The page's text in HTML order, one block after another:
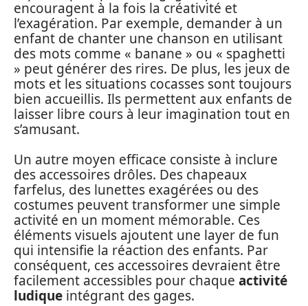
encouragent à la fois la créativité et
l’exagération. Par exemple, demander à un
enfant de chanter une chanson en utilisant
des mots comme « banane » ou « spaghetti
» peut générer des rires. De plus, les jeux de
mots et les situations cocasses sont toujours
bien accueillis. Ils permettent aux enfants de
laisser libre cours à leur imagination tout en
s’amusant.
Un autre moyen efficace consiste à inclure
des accessoires drôles. Des chapeaux
farfelus, des lunettes exagérées ou des
costumes peuvent transformer une simple
activité en un moment mémorable. Ces
éléments visuels ajoutent une layer de fun
qui intensifie la réaction des enfants. Par
conséquent, ces accessoires devraient être
facilement accessibles pour chaque activité
ludique intégrant des gages.